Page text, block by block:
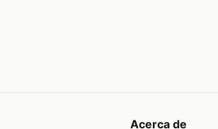
Acerca de